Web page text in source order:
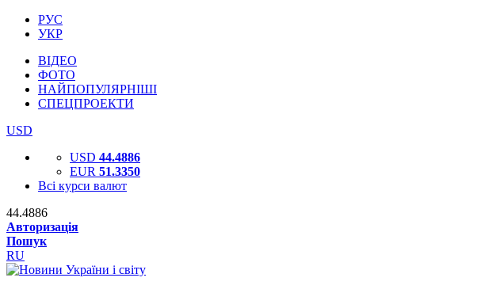
РУС
УКР
ВІДЕО
ФОТО
НАЙПОПУЛЯРНІШІ
СПЕЦПРОЕКТИ
USD
USD 44.4886
EUR 51.3350
Всі курси валют
44.4886
Авторизація
Пошук
RU